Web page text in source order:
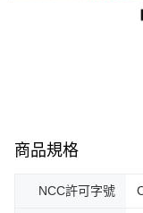
商品規格
NCC許可字號